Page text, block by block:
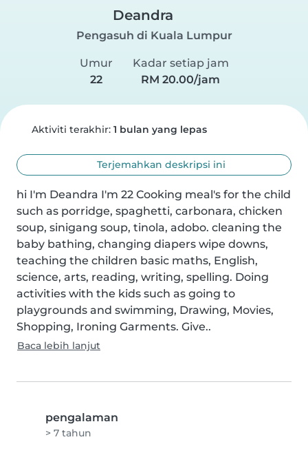
Deandra
Pengasuh di Kuala Lumpur
Umur
22
Kadar setiap jam
RM 20.00/jam
Aktiviti terakhir: 1 bulan yang lepas
Terjemahkan deskripsi ini
hi I'm Deandra I'm 22 Cooking meal's for the child
such as porridge, spaghetti, carbonara, chicken
soup, sinigang soup, tinola, adobo. cleaning the
baby bathing, changing diapers wipe downs,
teaching the children basic maths, English,
science, arts, reading, writing, spelling. Doing
activities with the kids such as going to
playgrounds and swimming, Drawing, Movies,
Shopping, Ironing Garments. Give..
Baca lebih lanjut
pengalaman
> 7 tahun